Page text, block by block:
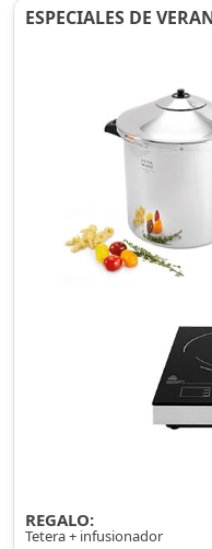
ESPECIALES DE
REGALO:
Tetera + infusionador